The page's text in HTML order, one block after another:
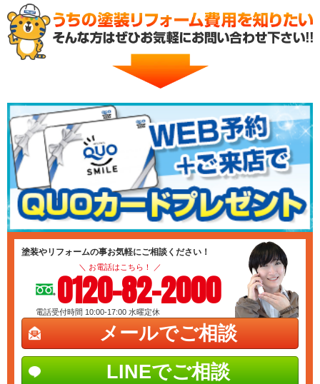
塗装やリフォームの事お気軽にご相談ください！
＼ お電話はこちら！ ／
0120-82-2000
電話受付時間 10:00-17:00 水曜定休
メールでご相談
LINEでご相談